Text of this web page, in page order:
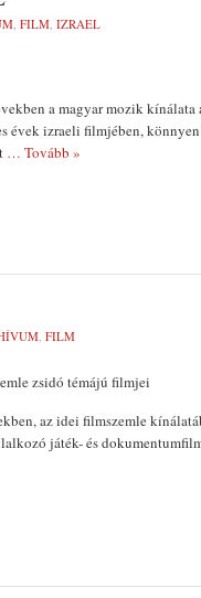
, FILM, IZRAEL
a magyar mozik
évek izraeli filmjében,
… Tovább »
, FILM
zsidó témájú filmjei
az idei film­szemle
játék- és